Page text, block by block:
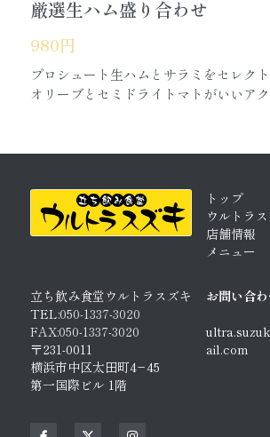
厳選生ハム盛り合わせ
980円
プロシュート生ハムとサラミをセレクト
オリーブとセミドライトマトがいいアク
トップ
ウルトラ
店舗情報
メニュー
立ち飲み食堂ウルトラスズキ
TEL:050-1337-3020
FAX:050-1337-3020
〒231-0011
横浜市中区太田町4−45
第一国際ビル 1階
お問い合
ail.com